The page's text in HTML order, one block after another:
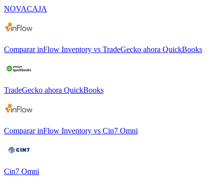
NOVACAJA
Comparar inFlow Inventory vs TradeGecko ahora QuickBooks
TradeGecko ahora QuickBooks
Comparar inFlow Inventory vs Cin7 Omni
Cin7 Omni